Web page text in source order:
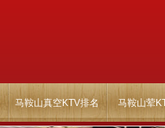
马鞍山真空KTV排名 马鞍山荤